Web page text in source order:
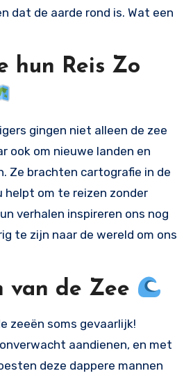
dat de aarde rond is. Wat een
hun Reis Zo
gingen niet alleen de zee
ook om nieuwe landen en
Ze brachten cartografie in de
helpt om te reizen zonder
verhalen inspireren ons nog
te zijn naar de wereld om ons
van de Zee
zeeën soms gevaarlijk!
aandienen, en met
deze dappere mannen